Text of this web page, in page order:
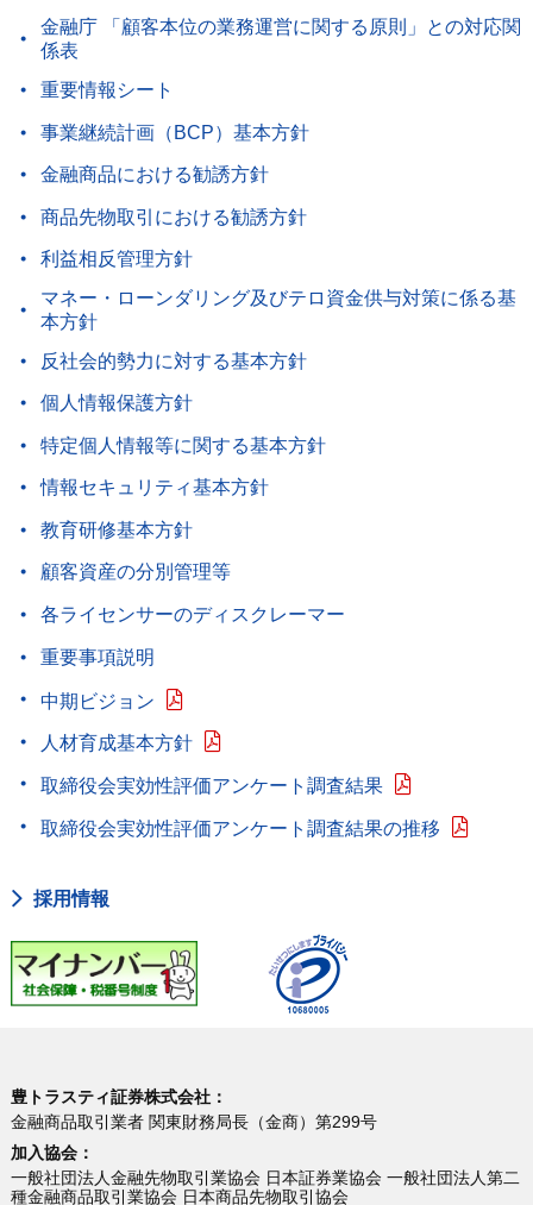
金融庁 「顧客本位の業務運営に関する原則」との対応関
係表
重要情報シート
事業継続計画（BCP）基本方針
金融商品における勧誘方針
商品先物取引における勧誘方針
利益相反管理方針
マネー・ローンダリング及びテロ資金供与対策に係る基
本方針
反社会的勢力に対する基本方針
個人情報保護方針
特定個人情報等に関する基本方針
情報セキュリティ基本方針
教育研修基本方針
顧客資産の分別管理等
各ライセンサーのディスクレーマー
重要事項説明
中期ビジョン
人材育成基本方針
取締役会実効性評価アンケート調査結果
取締役会実効性評価アンケート調査結果の推移
採用情報
豊トラスティ証券株式会社：
金融商品取引業者 関東財務局長（金商）第299号
加入協会：
一般社団法人金融先物取引業協会 日本証券業協会 一般社団法人第二
種金融商品取引業協会 日本商品先物取引協会